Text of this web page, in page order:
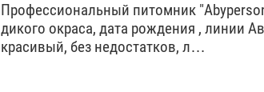
Профессиональный питомник
дикого окраса, дата рождения , линии
красивый, без недостатков, л…